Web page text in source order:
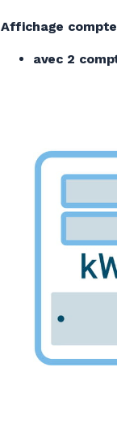
Affichage
avec 2